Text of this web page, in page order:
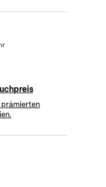
prämierten